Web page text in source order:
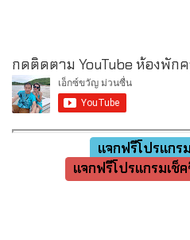
กดติดตาม YouTube ห้องพักค
แจกฟรีโปรแก
แจกฟรีโปรแกรมเช็